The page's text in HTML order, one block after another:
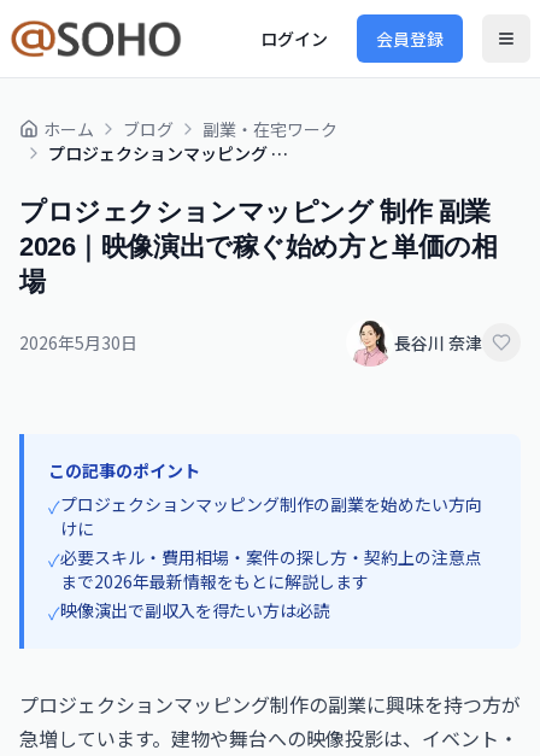
ログイン 会員登録
ホーム ブログ
副業・在宅ワーク
プロジェクションマッピング 制作 副業 2026｜映像演出で稼ぐ始め方と単価の相場
プロジェクションマッピング 制作 副業
2026｜映像演出で稼ぐ始め方と単価の相
場
2026年5月30日 長谷川 奈津
この記事のポイント
✓プロジェクションマッピング制作の副業を始めたい方向
けに
✓必要スキル・費用相場・案件の探し方・契約上の注意点
まで2026年最新情報をもとに解説します
✓映像演出で副収入を得たい方は必読
プロジェクションマッピング制作の副業に興味を持つ方が
急増しています。建物や舞台への映像投影は、イベント・